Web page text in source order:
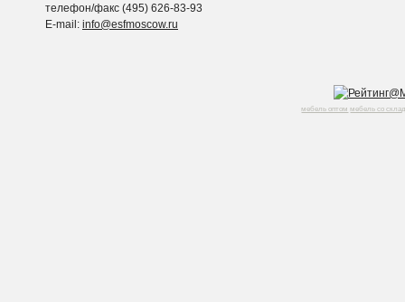
телефон/факс (495) 626-83-93
E-mail: info@esfmoscow.ru
мебель оптом мебель со